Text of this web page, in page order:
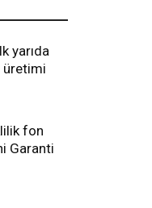
yarıda
üretimi
fon
Garanti